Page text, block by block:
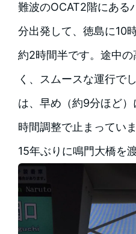
難波のOCAT2階にある
分出発して、徳島に10
約2時間半です。途中
く、スムースな運行で
は、早め（約9分ほど）
時間調整で止まっていま
15年ぶりに鳴門大橋を